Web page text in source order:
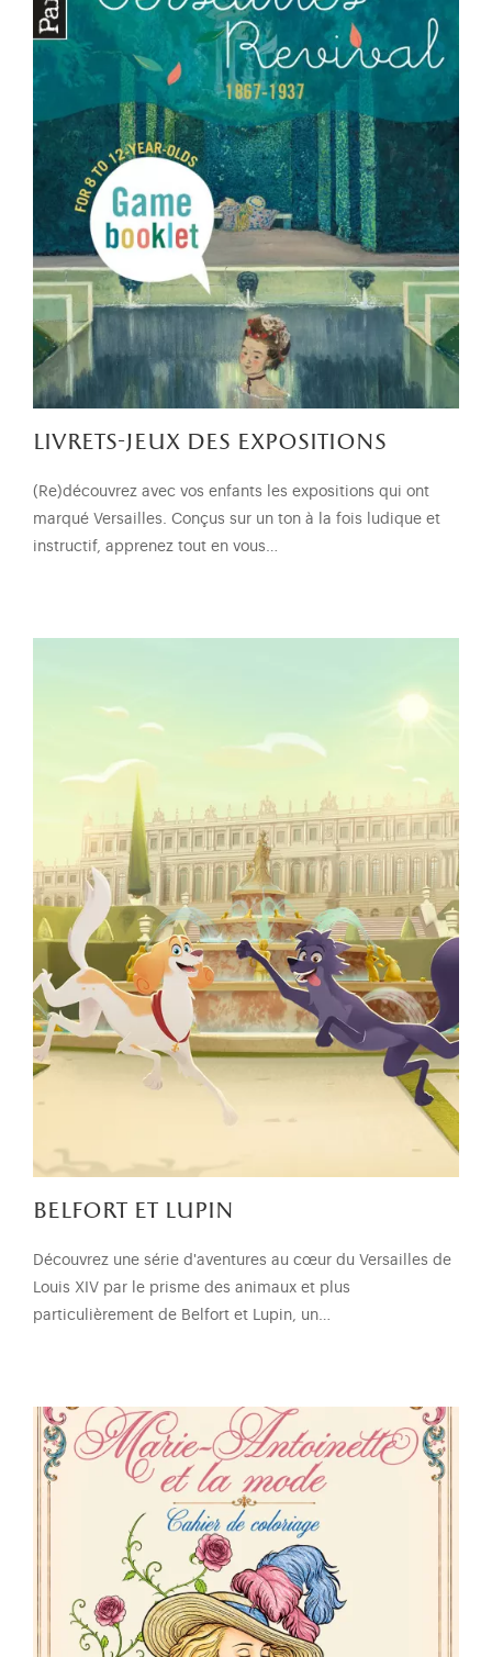
livrets-jeux des expositions
(Re)découvrez avec vos enfants les expositions qui ont
marqué Versailles. Conçus sur un ton à la fois ludique et
instructif, apprenez tout en vous…
belfort et lupin
Découvrez une série d'aventures au cœur du Versailles de
Louis XIV par le prisme des animaux et plus
particulièrement de Belfort et Lupin, un…